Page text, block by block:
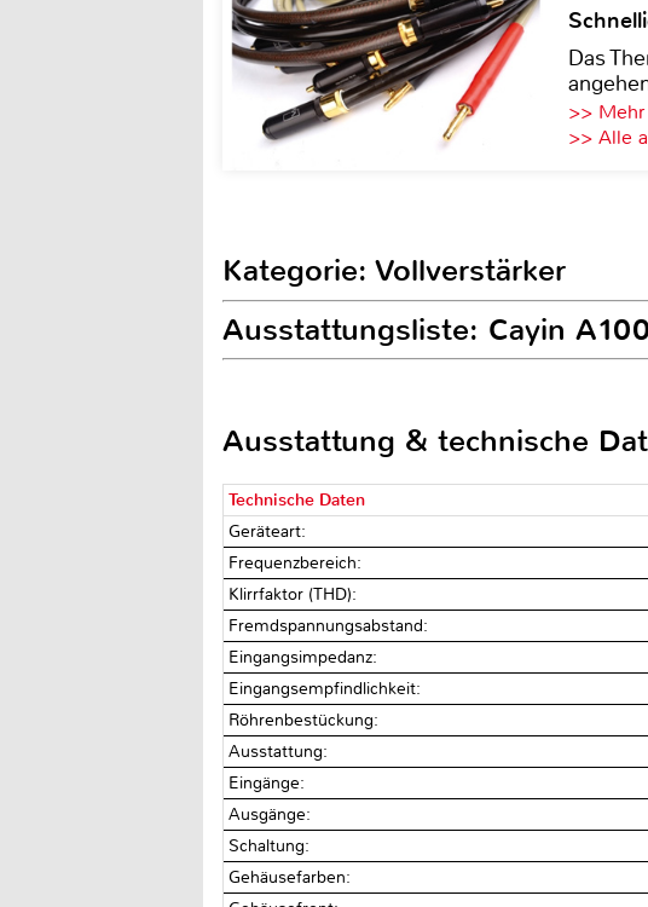
Das
>>
>> Alle
Kategorie: Vollverstärker
Ausstattungsliste: Cayin
Ausstattung & technische
Technische Daten
Geräteart:
Frequenzbereich:
Klirrfaktor (THD):
Fremdspannungsabstand:
Eingangsimpedanz:
Eingangsempfindlichkeit:
Röhrenbestückung:
Ausstattung:
Eingänge:
Ausgänge:
Schaltung:
Gehäusefarben: